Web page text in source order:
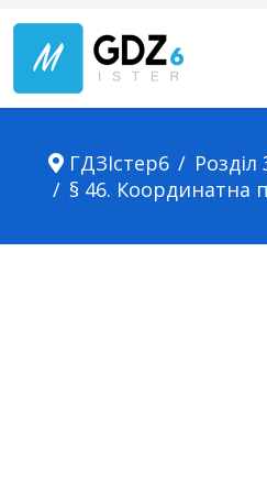
ГДЗІстер6
Розділ
§ 46. Координатна